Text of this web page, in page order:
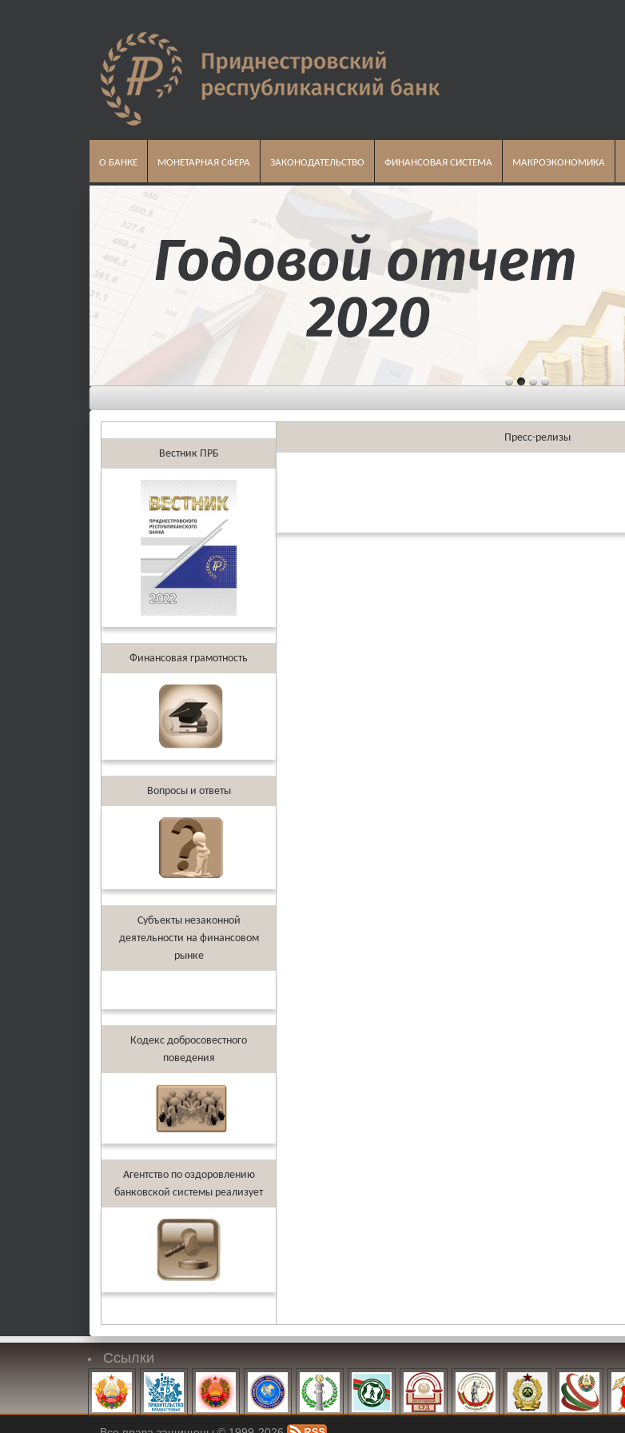
О БАНКЕ МОНЕТАРНАЯ СФЕРА ЗАКОНОДАТЕЛЬСТВО ФИНАНСОВАЯ СИСТЕМА МАКРОЭКОНОМИКА
Вестник ПРБ
Финансовая грамотность
Вопросы и ответы
Субъекты незаконной
деятельности на финансовом
рынке
Кодекс добросовестного
поведения
Агентство по оздоровлению
банковской системы реализует
Пресс-релизы
Ссылки